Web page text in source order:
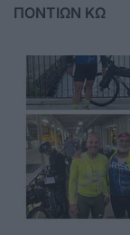
ΠΟΝΤΙΩΝ ΚΩ